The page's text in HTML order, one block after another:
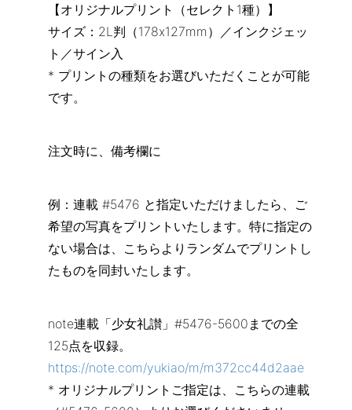
【オリジナルプリント（セレクト1種）】
サイズ：2L判（178x127mm）／インクジェッ
ト／サイン入
* プリントの種類をお選びいただくことが可能
です。
注文時に、備考欄に
例：連載 #5476 と指定いただけましたら、ご
希望の写真をプリントいたします。特に指定の
ない場合は、こちらよりランダムでプリントし
たものを同封いたします。
note連載「少女礼讃」#5476-5600までの全
125点を収録。
https://note.com/yukiao/m/m372cc44d2aae
* オリジナルプリントご指定は、こちらの連載